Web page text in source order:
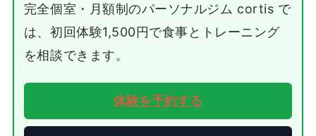
完全個室・月額制のパーソナルジム cortis で
は、初回体験1,500円で食事とトレーニング
を相談できます。
体験を予約する